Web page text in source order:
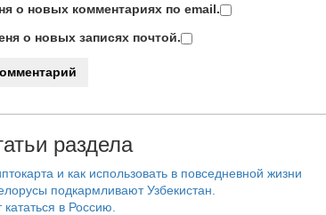
о новых комментариях по email.
о новых записях почтой.
раздела
и как использовать в повседневной жизни
подкармливают Узбекистан.
в Россию.